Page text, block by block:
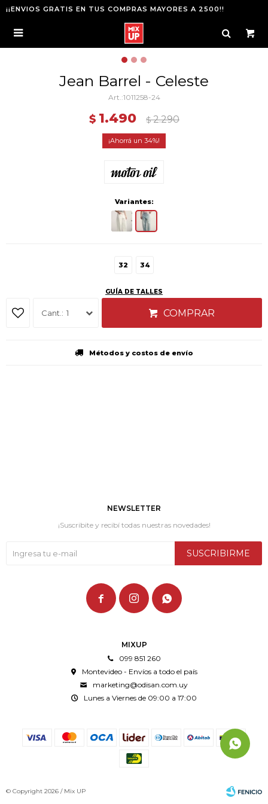
¡¡ENVIOS GRATIS EN TUS COMPRAS MAYORES A 2500!!

Jean Barrel - Celeste
1011258-24
$ 1.490 $ 2.290
34
Variantes:
32 34
GUÍA DE TALLES
1 COMPRAR
Métodos y costos de envío
MIXUP
099 851 260
Montevideo - Envíos a todo el país
marketing@odisan.com.uy
Lunes a Viernes de 09:00 a 17:00
NEWSLETTER
¡Suscribite y recibí todas nuestras novedades!
SUSCRIBIRME
  
© Copyright 2026 / Mix UP